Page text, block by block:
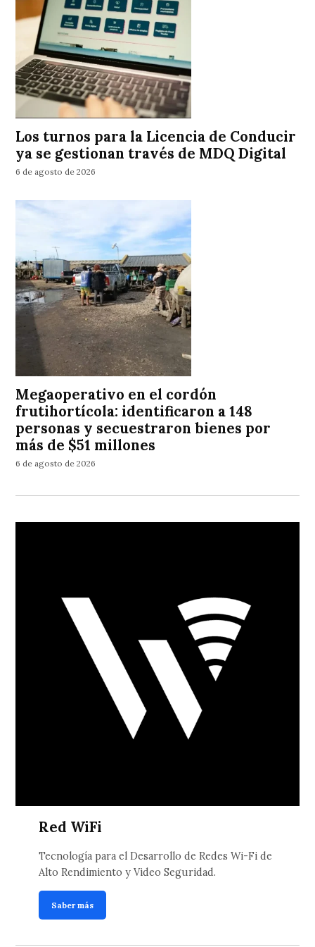
Los turnos para la Licencia de Conducir
ya se gestionan través de MDQ Digital
6 de agosto de 2026
Megaoperativo en el cordón
frutihortícola: identificaron a 148
personas y secuestraron bienes por
más de $51 millones
6 de agosto de 2026
Red WiFi
Tecnología para el Desarrollo de Redes Wi-Fi de
Alto Rendimiento y Video Seguridad.
Saber más